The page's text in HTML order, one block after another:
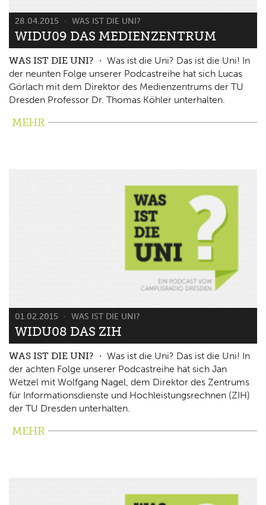
28.04.2015 WAS IST DIE UNI?
WIDU09 DAS MEDIENZENTRUM
WAS IST DIE UNI?
Was ist die Uni? Das ist die Uni! In
der neunten Folge unserer Podcastreihe hat sich Lucas
Görlach mit dem Direktor des Medienzentrums der TU
Dresden Professor Dr. Thomas Köhler unterhalten.
MEHR
01.02.2015 WAS IST DIE UNI?
WIDU08 DAS ZIH
WAS IST DIE UNI?
Was ist die Uni? Das ist die Uni! In
der achten Folge unserer Podcastreihe hat sich Jan
Wetzel mit Wolfgang Nagel, dem Direktor des Zentrums
für Informationsdienste und Hochleistungsrechnen (ZIH)
der TU Dresden unterhalten.
MEHR